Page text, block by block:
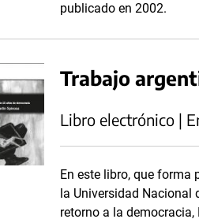
publicado en 2002.
Trabajo
Libro electrónico |
En este libro, que forma
la Universidad Nacional
retorno a la